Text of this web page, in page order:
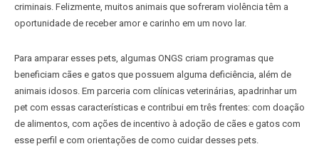
criminais. Felizmente, muitos animais que sofreram violência têm a
oportunidade de receber amor e carinho em um novo lar.
Para amparar esses pets, algumas ONGS criam programas que
beneficiam cães e gatos que possuem alguma deficiência, além de
animais idosos. Em parceria com clínicas veterinárias, apadrinhar um
pet com essas características e contribui em três frentes: com doação
de alimentos, com ações de incentivo à adoção de cães e gatos com
esse perfil e com orientações de como cuidar desses pets.